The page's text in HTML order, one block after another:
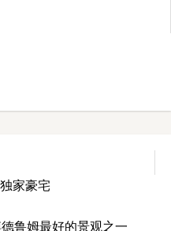
家豪宅
鲁姆最好的景观之一